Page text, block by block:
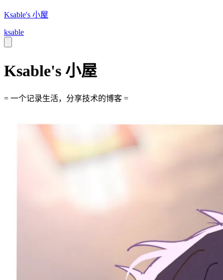
Ksable's 小屋
ksable
Ksable's 小屋
= 一个记录生活，分享技术的博客 =